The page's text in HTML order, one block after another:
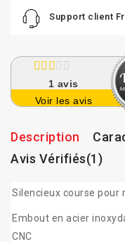
Support client
1 avis
Voir les avis
Description
Avis Vérifiés(1)
Silencieux course pour
Embout en acier
CNC